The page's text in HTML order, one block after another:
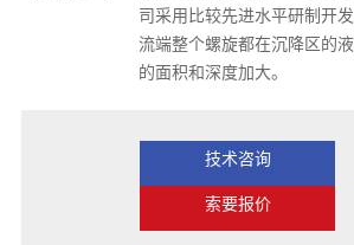
司采用比较先进水平研制开
流端整个螺旋都在沉降区的
的面积和深度加大。
技术咨询
索要报价